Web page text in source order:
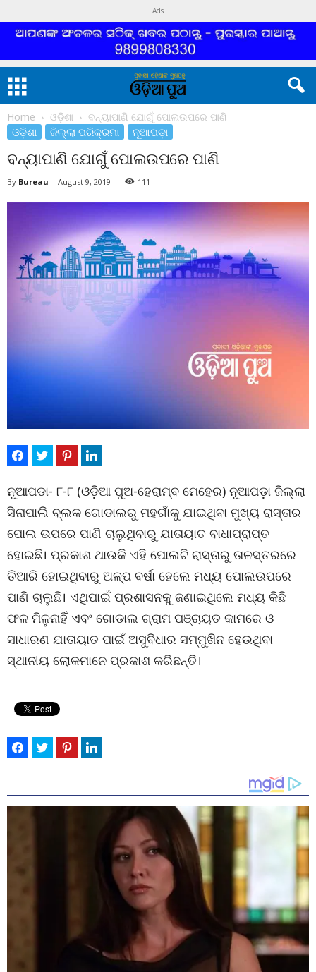
Ads
Home ଓଡ଼ିଶା ବନ୍ୟାପାଣି ଯୋଗୁଁ ପୋଲଉପରେ ପାଣି
ଓଡ଼ିଶା ଜିଲ୍ଲା ପରିକ୍ରମା ନୂଆପଡ଼ା
ବନ୍ୟାପାଣି ଯୋଗୁଁ ପୋଲଉପରେ ପାଣି
By Bureau - August 9, 2019 111
ନୂଆପଡା- ୮-୮ (ଓଡ଼ିଆ ପୁଅ-ହେରାମ୍ବ ମେହେର) ନୂଆପଡ଼ା ଜିଲ୍ଲା
ସିନାପାଲି ବ୍ଲକ ଗୋଡାଲରୁ ମହଗାଁକୁ ଯାଇଥିବା ମୁଖ୍ୟ ରାସ୍ତାର
ପୋଲ ଉପରେ ପାଣି ଚାଲୁଥିବାରୁ ଯାତାୟାତ ବାଧାପ୍ରାପ୍ତ
ହୋଇଛି। ପ୍ରକାଶ ଥାଉକି ଏହି ପୋଲଟି ରାସ୍ତାରୁ ତାଳସ୍ତରରେ
ତିଆରି ହୋଇଥିବାରୁ ଅଳ୍ପ ବର୍ଷା ହେଲେ ମଧ୍ୟ ପୋଲଉପରେ
ପାଣି ଚାଲୁଛି। ଏଥିପାଇଁ ପ୍ରଶାସନକୁ ଜଣାଇଥିଲେ ମଧ୍ୟ କିଛି
ଫଳ ମିଳୁନାହିଁ ଏବଂ ଗୋଡାଲ ଗ୍ରାମ ପଞ୍ଚାୟତ କାମରେ ଓ
ସାଧାରଣ ଯାତାୟାତ ପାଇଁ ଅସୁବିଧାର ସମ୍ମୁଖିନ ହେଉଥିବା
ସ୍ଥାନୀୟ ଲୋକମାନେ ପ୍ରକାଶ କରିଛନ୍ତି।